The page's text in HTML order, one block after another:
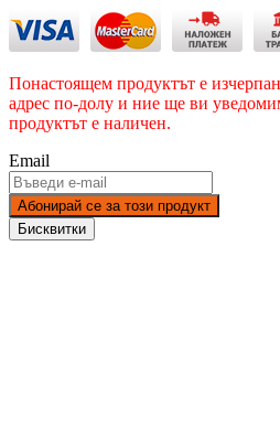
Понастоящем продуктът е
адрес по-долу и ние ще ви
продуктът е наличен.
Email
Абонирай се за този продукт
Бисквитки